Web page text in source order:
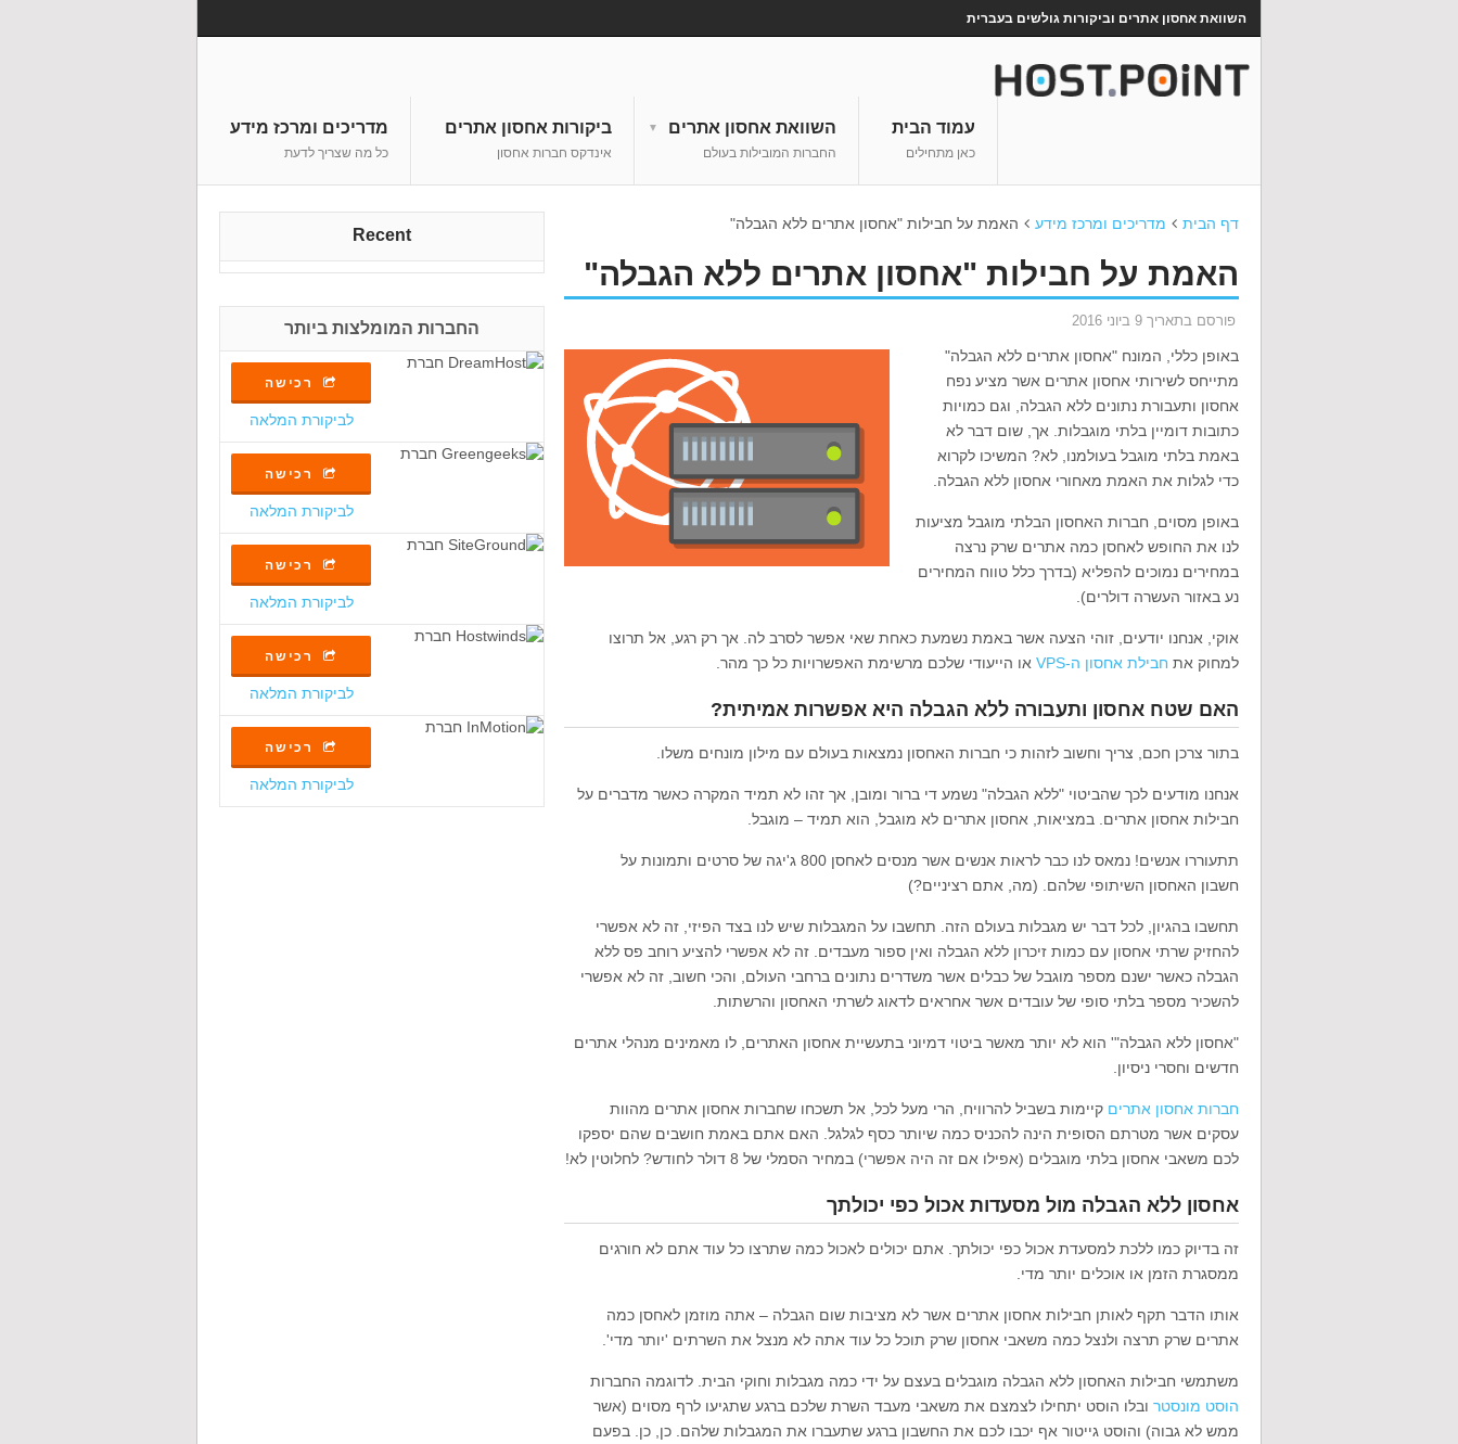
השוואת אחסון אתרים וביקורות גולשים בעברית
עמוד הבית
כאן מתחילים
השוואת אחסון אתרים
החברות המובילות בעולם
ביקורות אחסון אתרים
אינדקס חברות אחסון
מדריכים ומרכז מידע
כל מה שצריך לדעת
דף הבית מדריכים ומרכז מידע האמת על חבילות "אחסון אתרים ללא הגבלה"
האמת על חבילות "אחסון אתרים ללא הגבלה"
פורסם בתאריך 9 ביוני 2016
באופן כללי, המונח "אחסון אתרים ללא הגבלה"
מתייחס לשירותי אחסון אתרים אשר מציע נפח
אחסון ותעבורת נתונים ללא הגבלה, וגם כמויות
כתובות דומיין בלתי מוגבלות. אך, שום דבר לא
באמת בלתי מוגבל בעולמנו, לא? המשיכו לקרוא
כדי לגלות את האמת מאחורי אחסון ללא הגבלה.
באופן מסוים, חברות האחסון הבלתי מוגבל מציעות
לנו את החופש לאחסן כמה אתרים שרק נרצה
במחירים נמוכים להפליא (בדרך כלל טווח המחירים
נע באזור העשרה דולרים).
אוקי, אנחנו יודעים, זוהי הצעה אשר באמת נשמעת כאחת שאי אפשר לסרב לה. אך רק רגע, אל תרוצו
למחוק את חבילת אחסון ה-VPS או הייעודי שלכם מרשימת האפשרויות כל כך מהר.
האם שטח אחסון ותעבורה ללא הגבלה היא אפשרות אמיתית?
בתור צרכן חכם, צריך וחשוב לזהות כי חברות האחסון נמצאות בעולם עם מילון מונחים משלו.
אנחנו מודעים לכך שהביטוי "ללא הגבלה" נשמע די ברור ומובן, אך זהו לא תמיד המקרה כאשר מדברים על
חבילות אחסון אתרים. במציאות, אחסון אתרים לא מוגבל, הוא תמיד – מוגבל.
תתעוררו אנשים! נמאס לנו כבר לראות אנשים אשר מנסים לאחסן 800 ג'יגה של סרטים ותמונות על
חשבון האחסון השיתופי שלהם. (מה, אתם רציניים?)
תחשבו בהגיון, לכל דבר יש מגבלות בעולם הזה. תחשבו על המגבלות שיש לנו בצד הפיזי, זה לא אפשרי
להחזיק שרתי אחסון עם כמות זיכרון ללא הגבלה ואין ספור מעבדים. זה לא אפשרי להציע רוחב פס ללא
הגבלה כאשר ישנם מספר מוגבל של כבלים אשר משדרים נתונים ברחבי העולם, והכי חשוב, זה לא אפשרי
להשכיר מספר בלתי סופי של עובדים אשר אחראים לדאוג לשרתי האחסון והרשתות.
"אחסון ללא הגבלה"' הוא לא יותר מאשר ביטוי דמיוני בתעשיית אחסון האתרים, לו מאמינים מנהלי אתרים
חדשים וחסרי ניסיון.
חברות אחסון אתרים קיימות בשביל להרוויח, הרי מעל לכל, אל תשכחו שחברות אחסון אתרים מהוות
עסקים אשר מטרתם הסופית הינה להכניס כמה שיותר כסף לגלגל. האם אתם באמת חושבים שהם יספקו
לכם משאבי אחסון בלתי מוגבלים (אפילו אם זה היה אפשרי) במחיר הסמלי של 8 דולר לחודש? לחלוטין לא!
אחסון ללא הגבלה מול מסעדות אכול כפי יכולתך
זה בדיוק כמו ללכת למסעדת אכול כפי יכולתך. אתם יכולים לאכול כמה שתרצו כל עוד אתם לא חורגים
ממסגרת הזמן או אוכלים יותר מדי.
אותו הדבר תקף לאותן חבילות אחסון אתרים אשר לא מציבות שום הגבלה – אתה מוזמן לאחסן כמה
אתרים שרק תרצה ולנצל כמה משאבי אחסון שרק תוכל כל עוד אתה לא מנצל את השרתים 'יותר מדי'.
משתמשי חבילות האחסון ללא הגבלה מוגבלים בעצם על ידי כמה מגבלות וחוקי הבית. לדוגמה החברות
הוסט מונסטר ובלו הוסט יתחילו לצמצם את משאבי מעבד השרת שלכם ברגע שתגיעו לרף מסוים (אשר
ממש לא גבוה) והוסט גייטור אף יכבו לכם את החשבון ברגע שתעברו את המגבלות שלהם. כן, כן. בפעם
Recent
החברות המומלצות ביותר
רכישה
לביקורת המלאה
רכישה
לביקורת המלאה
רכישה
לביקורת המלאה
רכישה
לביקורת המלאה
רכישה
לביקורת המלאה